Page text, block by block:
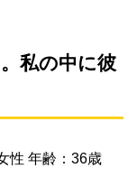
私の中に彼
性 年齢：36歳